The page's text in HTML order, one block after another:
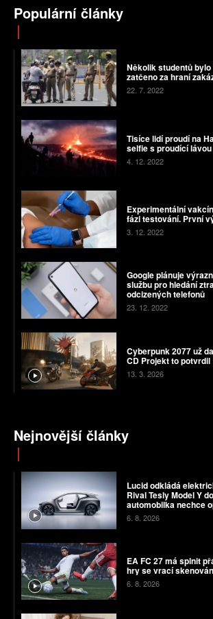
Populární články
Několik studentů
zatčeno za hraní
22. 7. 2022
Tisíce lidí proudí na
selfie s proudící lávou
4. 12. 2022
Experimentální
fázi testování. První
3. 12. 2022
Google plánuje
službu pro hledání
odcizených telefonů
23. 12. 2022
Cyberpunk 2077 už
CD Projekt to potvrdil
13. 3. 2026
Nejnovější články
Lucid odkládá
Rival Tesly Model Y
automobilka nechce
chyby
6. 8. 2026
EA FC 27 má splnit
hry se vrací
6. 8. 2026